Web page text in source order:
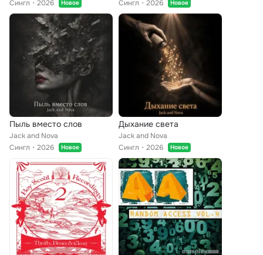
Сингл
2026 Новое
Сингл
2026 Новое
Пыль вместо слов
Jack and Nova
Сингл
2026 Новое
Дыхание света
Jack and Nova
Сингл
2026 Новое